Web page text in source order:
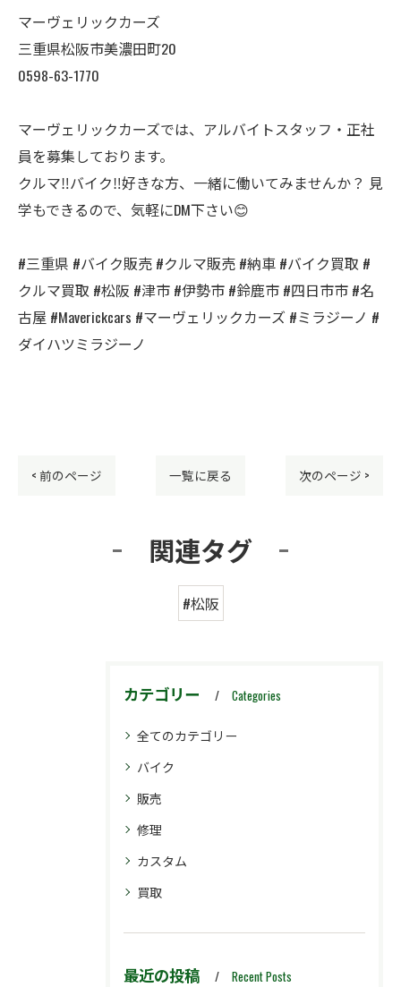
マーヴェリックカーズ
三重県松阪市美濃田町20
0598-63-1770
マーヴェリックカーズでは、アルバイトスタッフ・正社
員を募集しております。
クルマ‼️バイク‼️好きな方、一緒に働いてみませんか？ 見
学もできるので、気軽にDM下さい😊
#三重県 #バイク販売 #クルマ販売 #納車 #バイク買取 #
クルマ買取 #松阪 #津市 #伊勢市 #鈴鹿市 #四日市市 #名
古屋 #Maverickcars #マーヴェリックカーズ #ミラジーノ #
ダイハツミラジーノ
< 前のページ 一覧に戻る 次のページ >
関連タグ
#松阪
カテゴリー Categories
全てのカテゴリー
バイク
販売
修理
カスタム
買取
最近の投稿 Recent Posts